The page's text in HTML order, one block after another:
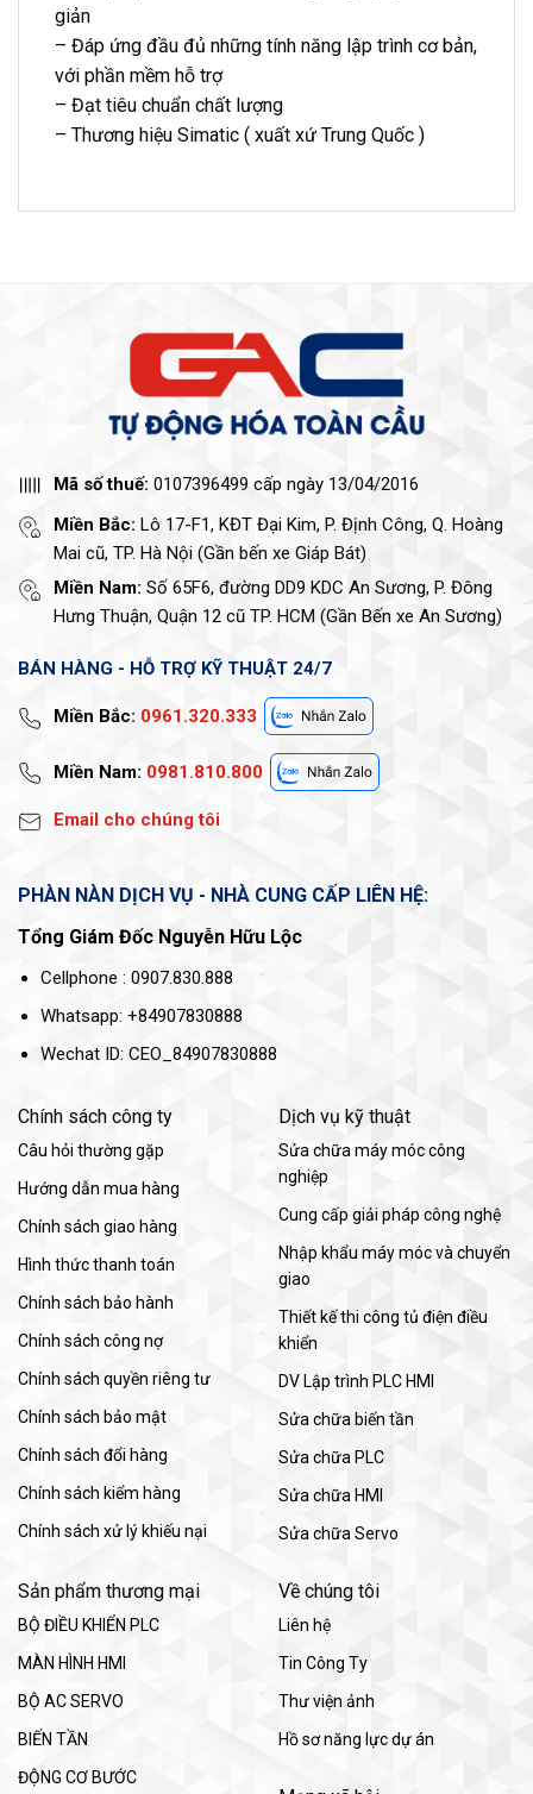
giản
– Đáp ứng đầu đủ những tính năng lập trình cơ bản,
với phần mềm hỗ trợ
– Đạt tiêu chuẩn chất lượng
– Thương hiệu Simatic ( xuất xứ Trung Quốc )
Mã số thuế: 0107396499 cấp ngày 13/04/2016
Miền Bắc: Lô 17-F1, KĐT Đại Kim, P. Định Công, Q. Hoàng
Mai cũ, TP. Hà Nội (Gần bến xe Giáp Bát)
Miền Nam: Số 65F6, đường DD9 KDC An Sương, P. Đông
Hưng Thuận, Quận 12 cũ TP. HCM (Gần Bến xe An Sương)
BÁN HÀNG - HỖ TRỢ KỸ THUẬT 24/7
Miền Bắc: 0961.320.333
Miền Nam: 0981.810.800
Email cho chúng tôi
PHÀN NÀN DỊCH VỤ - NHÀ CUNG CẤP LIÊN HỆ:
Tổng Giám Đốc Nguyễn Hữu Lộc
Cellphone : 0907.830.888
Whatsapp: +84907830888
Wechat ID: CEO_84907830888
Chính sách công ty
Câu hỏi thường gặp
Hướng dẫn mua hàng
Chính sách giao hàng
Hình thức thanh toán
Chính sách bảo hành
Chính sách công nợ
Chính sách quyền riêng tư
Chính sách bảo mật
Chính sách đổi hàng
Chính sách kiểm hàng
Chính sách xử lý khiếu nại
Dịch vụ kỹ thuật
Sửa chữa máy móc công
nghiệp
Cung cấp giải pháp công nghệ
Nhập khẩu máy móc và chuyển
giao
Thiết kế thi công tủ điện điều
khiển
DV Lập trình PLC HMI
Sửa chữa biến tần
Sửa chữa PLC
Sửa chữa HMI
Sửa chữa Servo
Sản phẩm thương mại
BỘ ĐIỀU KHIỂN PLC
MÀN HÌNH HMI
BỘ AC SERVO
BIẾN TẦN
ĐỘNG CƠ BƯỚC
Về chúng tôi
Liên hệ
Tin Công Ty
Thư viện ảnh
Hồ sơ năng lực dự án